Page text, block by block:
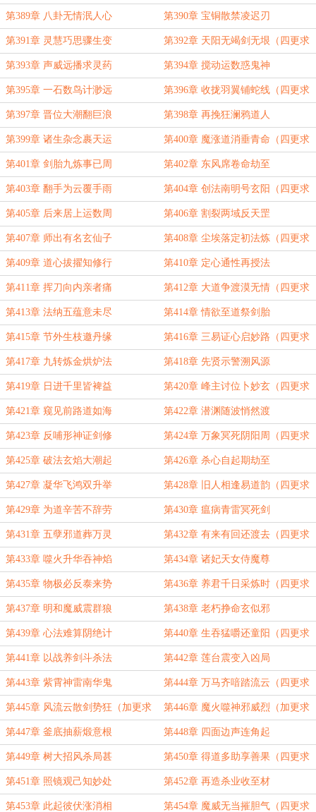
订！）
第389章 八卦无情泯人心 第390章 宝铜散禁凌迟刃
第391章 灵慧巧思骤生变 第392章 天阳无竭剑无垠（四更求
订！）
第393章 声威远播求灵药 第394章 搅动运数惑鬼神
第395章 一石数鸟计渺远 第396章 收拢羽翼铺蛇线（四更求
订！）
第397章 晋位大潮翻巨浪 第398章 再挽狂澜鸦道人
第399章 诸生杂念裹天运 第400章 魔涨道消垂青命（四更求
订！）
第401章 剑胎九炼事已周 第402章 东风席卷命劫至
第403章 翻手为云覆手雨 第404章 创法南明号玄阳（四更求
订！）
第405章 后来居上运数周 第406章 割裂两域反天罡
第407章 师出有名玄仙子 第408章 尘埃落定初法炼（四更求
订！）
第409章 道心拔擢知修行 第410章 定心通性再授法
第411章 挥刀向内亲者痛 第412章 大道争渡漠无情（四更求
订！）
第413章 法纳五蕴意未尽 第414章 情欲至道祭剑胎
第415章 节外生枝邀丹缘 第416章 三易证心启妙路（四更求
订！）
第417章 九转炼金烘炉法 第418章 先贤示警溯风源
第419章 日进千里皆裨益 第420章 峰主讨位卜妙玄（四更求
订！）
第421章 窥见前路道如海 第422章 潜渊随波悄然渡
第423章 反哺形神证剑修 第424章 万象冥死阴阳周（四更求
订！）
第425章 破法玄焰大潮起 第426章 杀心自起期劫至
第427章 凝华飞鸿双升举 第428章 旧人相逢易道韵（四更求
订！）
第429章 为道辛苦不辞劳 第430章 瘟病青雷冥死剑
第431章 五孽邪道葬万灵 第432章 有来有回还渡去（四更求
订！）
第433章 噬火升华吞神焰 第434章 诸妃天女侍魔尊
第435章 物极必反泰来势 第436章 养君千日采炼时（四更求
订！）
第437章 明和魔威震群狼 第438章 老朽挣命玄似邪
第439章 心法难算阴绝计 第440章 生吞猛嚼还童阳（四更求
月票！）
第441章 以战养剑斗杀法 第442章 莲台震变入凶局
第443章 紫霄神雷南华鬼 第444章 万马齐喑踏流云（四更求
订！）
第445章 风流云散剑势狂（加更求
月票！）
第446章 魔火噬神邪威烈（加更求
月票！）
第447章 釜底抽薪煅意根 第448章 四面边声连角起
第449章 树大招风杀局甚 第450章 得道多助享善果（四更求
订！）
第451章 照镜观己知妙处 第452章 再造杀业收至材
第453章 此起彼伏涨消相 第454章 魔威无当摧胆气（四更求